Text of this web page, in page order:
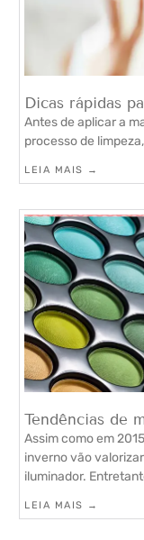
Dicas rápidas
Antes de aplicar a
processo de
LEIA MAIS →
Tendências de
Assim como em
inverno vão
iluminador.
LEIA MAIS →